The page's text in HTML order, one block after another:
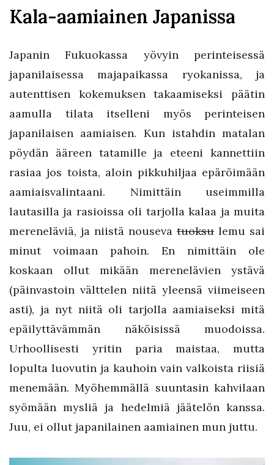
Kala-aamiainen Japanissa
Japanin Fukuokassa yövyin perinteisessä
japanilaisessa majapaikassa ryokanissa, ja
autenttisen kokemuksen takaamiseksi päätin
aamulla tilata itselleni myös perinteisen
japanilaisen aamiaisen. Kun istahdin matalan
pöydän ääreen tatamille ja eteeni kannettiin
rasiaa jos toista, aloin pikkuhiljaa epäröimään
aamiaisvalintaani. Nimittäin useimmilla
lautasilla ja rasioissa oli tarjolla kalaa ja muita
mereneläviä, ja niistä nouseva tuoksu lemu sai
minut voimaan pahoin. En nimittäin ole
koskaan ollut mikään merenelävien ystävä
(päinvastoin välttelen niitä yleensä viimeiseen
asti), ja nyt niitä oli tarjolla aamiaiseksi mitä
epäilyttävämmän näköisissä muodoissa.
Urhoollisesti yritin paria maistaa, mutta
lopulta luovutin ja kauhoin vain valkoista riisiä
menemään. Myöhemmällä suuntasin kahvilaan
syömään mysliä ja hedelmiä jäätelön kanssa.
Juu, ei ollut japanilainen aamiainen mun juttu.